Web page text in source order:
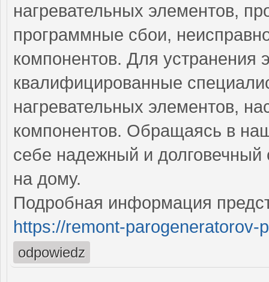
нагревательных элементов,
программные сбои,
компонентов. Для устранения
квалифицированные
нагревательных элементов,
компонентов. Обращаясь в
себе надежный и долговечный
на дому.
Подробная информация
https://remont-parogeneratorov-
odpowiedz